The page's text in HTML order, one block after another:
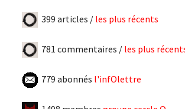
399 articles / les plus récents
781 commentaires / les plus
779 abonnés l'infOlettre